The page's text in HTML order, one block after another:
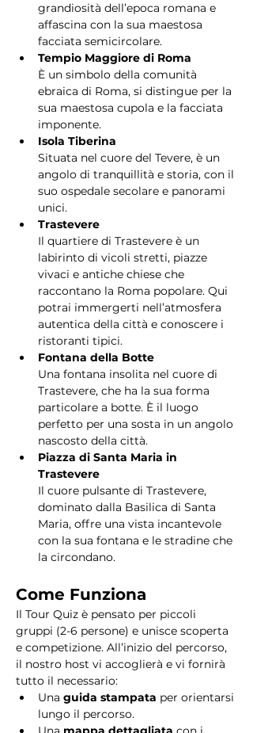
grandiosità dell’epoca romana e
affascina con la sua maestosa
facciata semicircolare.
Tempio Maggiore di Roma
È un simbolo della comunità
ebraica di Roma, si distingue per la
sua maestosa cupola e la facciata
imponente.
Isola Tiberina
Situata nel cuore del Tevere, è un
angolo di tranquillità e storia, con il
suo ospedale secolare e panorami
unici.
Trastevere
Il quartiere di Trastevere è un
labirinto di vicoli stretti, piazze
vivaci e antiche chiese che
raccontano la Roma popolare. Qui
potrai immergerti nell’atmosfera
autentica della città e conoscere i
ristoranti tipici.
Fontana della Botte
Una fontana insolita nel cuore di
Trastevere, che ha la sua forma
particolare a botte. È il luogo
perfetto per una sosta in un angolo
nascosto della città.
Piazza di Santa Maria in
Trastevere
Il cuore pulsante di Trastevere,
dominato dalla Basilica di Santa
Maria, offre una vista incantevole
con la sua fontana e le stradine che
la circondano.
Come Funziona
Il Tour Quiz è pensato per piccoli
gruppi (2-6 persone) e unisce scoperta
e competizione. All’inizio del percorso,
il nostro host vi accoglierà e vi fornirà
tutto il necessario:
Una guida stampata per orientarsi
lungo il percorso.